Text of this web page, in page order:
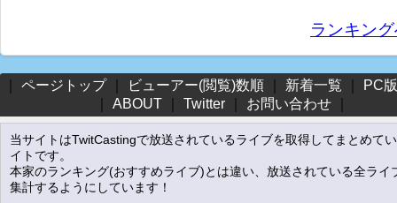
ランキン
ページトップ｜ ビューアー(閲覧)数順｜ 新着一覧
PC
ABOUT｜ Twitter｜ お問い合わせ｜
当サイトはTwitCastingで放送されているライブを取得してまとめて
イトです。
本家のランキング(おすすめライブ)とは違い、放送されている全ライ
集計するようにしています！